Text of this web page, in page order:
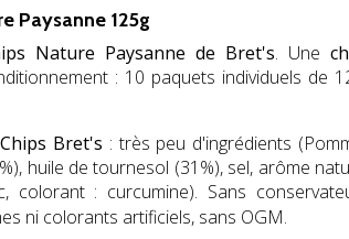
Paysanne 125g
Nature Paysanne de Bret's. Une
: 10 paquets individuels de
Chips Bret's : très peu d'ingrédients
huile de tournesol (31%), sel, arôme
colorant : curcumine). Sans
ni colorants artificiels, sans OGM.